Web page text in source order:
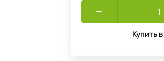
Купить